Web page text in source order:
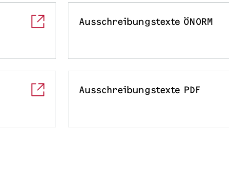
Ausschreibungstexte ÖNORM
Ausschreibungstexte PDF